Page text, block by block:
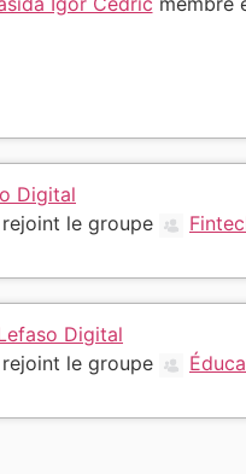
Digital
le groupe
Digital
le groupe